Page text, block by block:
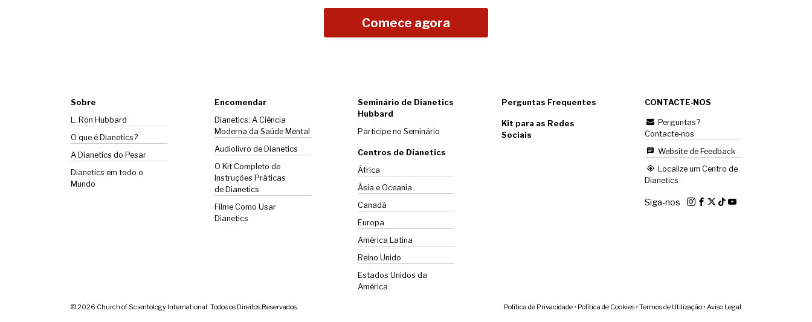
Comece agora
Sobre
L. Ron Hubbard
O que é Dianetics?
A Dianetics do Pesar
Dianetics em todo o
Mundo
Encomendar
Dianetics: A Ciência
Moderna da Saúde Mental
Audiolivro de Dianetics
O Kit Completo de
Instruções Práticas
de Dianetics
Filme Como Usar
Dianetics
Seminário de Dianetics
Hubbard
Participe no Seminário
Centros de Dianetics
África
Ásia e Oceania
Canadá
Europa
América Latina
Reino Unido
Estados Unidos da
América
Perguntas Frequentes
Kit para as Redes
Sociais
CONTACTE‑NOS
Perguntas?
Contacte‑nos
Website de Feedback
Localize um Centro de
Dianetics
Siga‑nos
© 2026 Church of Scientology International. Todos os Direitos Reservados. Política de Privacidade • Política de Cookies • Termos de Utilização • Aviso Legal